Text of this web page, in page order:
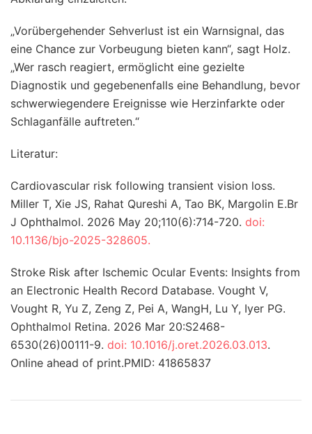
„Vorübergehender Sehverlust ist ein Warnsignal, das
eine Chance zur Vorbeugung bieten kann“, sagt Holz.
„Wer rasch reagiert, ermöglicht eine gezielte
Diagnostik und gegebenenfalls eine Behandlung, bevor
schwerwiegendere Ereignisse wie Herzinfarkte oder
Schlaganfälle auftreten.“
Literatur:
Cardiovascular risk following transient vision loss.
Miller T, Xie JS, Rahat Qureshi A, Tao BK, Margolin E.Br
J Ophthalmol. 2026 May 20;110(6):714-720. doi:
10.1136/bjo-2025-328605.
Stroke Risk after Ischemic Ocular Events: Insights from
an Electronic Health Record Database. Vought V,
Vought R, Yu Z, Zeng Z, Pei A, WangH, Lu Y, Iyer PG.
Ophthalmol Retina. 2026 Mar 20:S2468-
6530(26)00111-9. doi: 10.1016/j.oret.2026.03.013.
Online ahead of print.PMID: 41865837